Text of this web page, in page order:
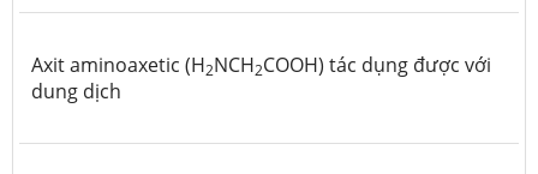
Axit aminoaxetic (H2NCH2COOH) tác dụng được với
dung dịch